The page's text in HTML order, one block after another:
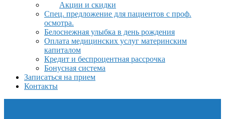
Акции и скидки
Спец. предложение для пациентов с проф.
осмотра.
Белоснежная улыбка в день рождения
Оплата медицинских услуг материнским
капиталом
Кредит и беспроцентная рассрочка
Бонусная система
Записаться на прием
Контакты